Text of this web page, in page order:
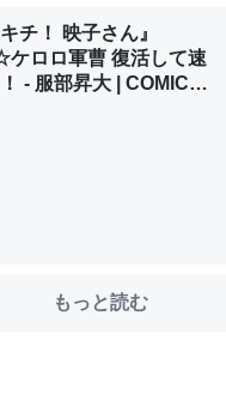
67歳と僕。ITツール導入でコ
8を設定中でした。Primeと
があるはず……
チ！ 映子さん』
ロロ軍曹 復活して速
- 服部昇大 | COMIC
もっと読む